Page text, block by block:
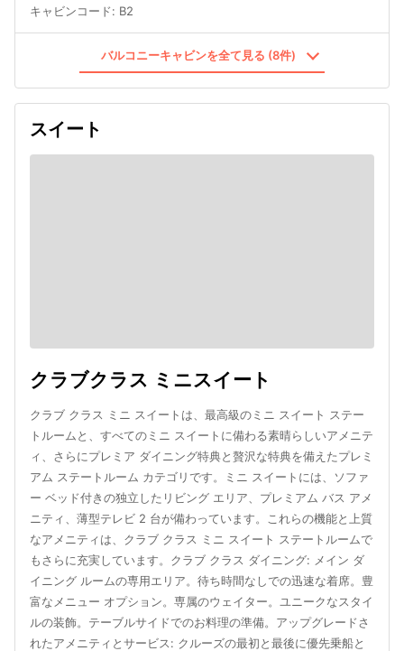
キャビンコード: B2
バルコニーキャビンを全て見る (8件)
スイート
クラブクラス ミニスイート
クラブ クラス ミニ スイートは、最高級のミニ スイート ステー
トルームと、すべてのミニ スイートに備わる素晴らしいアメニテ
ィ、さらにプレミア ダイニング特典と贅沢な特典を備えたプレミ
アム ステートルーム カテゴリです。ミニ スイートには、ソファ
ー ベッド付きの独立したリビング エリア、プレミアム バス アメ
ニティ、薄型テレビ 2 台が備わっています。これらの機能と上質
なアメニティは、クラブ クラス ミニ スイート ステートルームで
もさらに充実しています。クラブ クラス ダイニング: メイン ダ
イニング ルームの専用エリア。待ち時間なしでの迅速な着席。豊
富なメニュー オプション。専属のウェイター。ユニークなスタイ
ルの装飾。テーブルサイドでのお料理の準備。アップグレードさ
れたアメニティとサービス: クルーズの最初と最後に優先乗船と